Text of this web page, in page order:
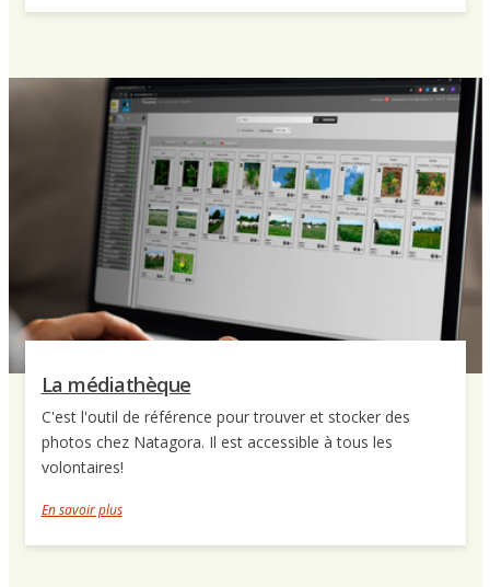
La médiathèque
C'est l'outil de référence pour trouver et stocker des
photos chez Natagora. Il est accessible à tous les
volontaires!
En savoir plus